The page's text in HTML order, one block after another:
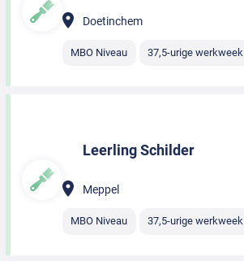
Doetinchem
MBO Niveau 37,5-urige werkweek
Leerling Schilder
Meppel
MBO Niveau 37,5-urige werkweek